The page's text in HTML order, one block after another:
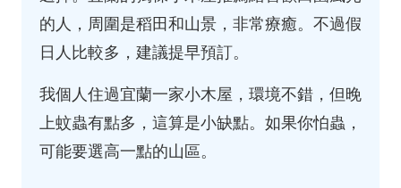
的人，周圍是稻田和山景，非常療癒。不過假
日人比較多，建議提早預訂。
我個人住過宜蘭一家小木屋，環境不錯，但晚
上蚊蟲有點多，這算是小缺點。如果你怕蟲，
可能要選高一點的山區。